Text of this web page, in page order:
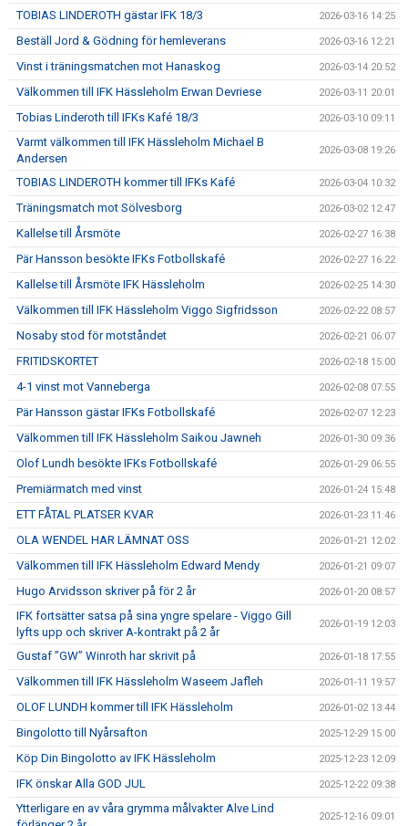
TOBIAS LINDEROTH gästar IFK 18/3 2026-03-16 14:25
Beställ Jord & Gödning för hemleverans 2026-03-16 12:21
Vinst i träningsmatchen mot Hanaskog 2026-03-14 20:52
Välkommen till IFK Hässleholm Erwan Devriese 2026-03-11 20:01
Tobias Linderoth till IFKs Kafé 18/3 2026-03-10 09:11
Varmt välkommen till IFK Hässleholm Michael B
Andersen
2026-03-08 19:26
TOBIAS LINDEROTH kommer till IFKs Kafé 2026-03-04 10:32
Träningsmatch mot Sölvesborg 2026-03-02 12:47
Kallelse till Årsmöte 2026-02-27 16:38
Pär Hansson besökte IFKs Fotbollskafé 2026-02-27 16:22
Kallelse till Årsmöte IFK Hässleholm 2026-02-25 14:30
Välkommen till IFK Hässleholm Viggo Sigfridsson 2026-02-22 08:57
Nosaby stod för motståndet 2026-02-21 06:07
FRITIDSKORTET 2026-02-18 15:00
4-1 vinst mot Vanneberga 2026-02-08 07:55
Pär Hansson gästar IFKs Fotbollskafé 2026-02-07 12:23
Välkommen till IFK Hässleholm Saikou Jawneh 2026-01-30 09:36
Olof Lundh besökte IFKs Fotbollskafé 2026-01-29 06:55
Premiärmatch med vinst 2026-01-24 15:48
ETT FÅTAL PLATSER KVAR 2026-01-23 11:46
OLA WENDEL HAR LÄMNAT OSS 2026-01-21 12:02
Välkommen till IFK Hässleholm Edward Mendy 2026-01-21 09:07
Hugo Arvidsson skriver på för 2 år 2026-01-20 08:57
IFK fortsätter satsa på sina yngre spelare - Viggo Gill
lyfts upp och skriver A-kontrakt på 2 år
2026-01-19 12:03
Gustaf ”GW” Winroth har skrivit på 2026-01-18 17:55
Välkommen till IFK Hässleholm Waseem Jafleh 2026-01-11 19:57
OLOF LUNDH kommer till IFK Hässleholm 2026-01-02 13:44
Bingolotto till Nyårsafton 2025-12-29 15:00
Köp Din Bingolotto av IFK Hässleholm 2025-12-23 12:09
IFK önskar Alla GOD JUL 2025-12-22 09:38
Ytterligare en av våra grymma målvakter Alve Lind
2025-12-16 09:01